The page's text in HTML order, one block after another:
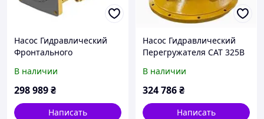
Насос Гидравлический
Фронтального
В наличии
298 989₴
Написать
Насос Гидравлический
Перегружателя САТ 325B
В наличии
324 786₴
Написать